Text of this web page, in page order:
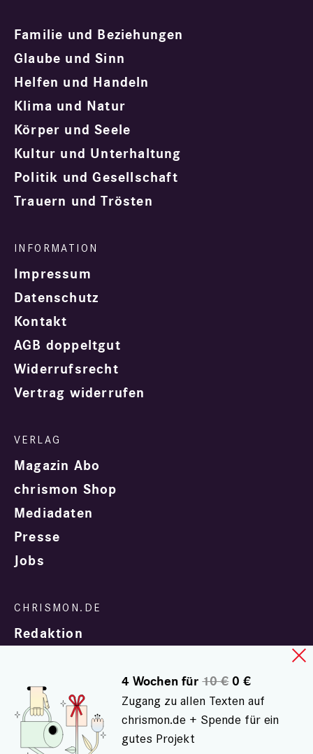
Familie und Beziehungen
Glaube und Sinn
Helfen und Handeln
Klima und Natur
Körper und Seele
Kultur und Unterhaltung
Politik und Gesellschaft
Trauern und Trösten
Impressum
Datenschutz
Kontakt
AGB doppeltgut
Widerrufsrecht
Vertrag widerrufen
Magazin Abo
chrismon Shop
Mediadaten
Presse
Jobs
Redaktion
4 Wochen für10 €0 €
Zugang zu allen Texten auf
chrismon.de + Spende für ein
gutes Projekt